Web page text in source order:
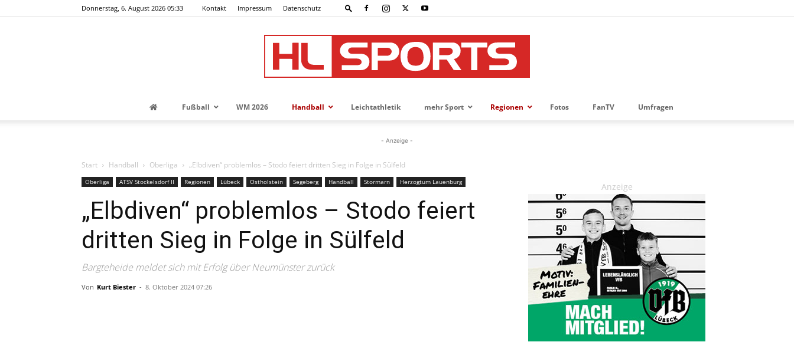
Donnerstag, 6. August 2026 05:33 Kontakt Impressum Datenschutz
Fußball WM 2026 Handball Leichtathletik mehr Sport Regionen Fotos FanTV Umfragen
- Anzeige -
Start Handball Oberliga „Elbdiven“ problemlos – Stodo feiert dritten Sieg in Folge in Sülfeld
Oberliga ATSV Stockelsdorf II Regionen Lübeck Ostholstein Segeberg Handball Stormarn Herzogtum Lauenburg
„Elbdiven“ problemlos – Stodo feiert
dritten Sieg in Folge in Sülfeld
Bargteheide meldet sich mit Erfolg über Neumünster zurück
Von Kurt Biester - 8. Oktober 2024 07:26
Anzeige